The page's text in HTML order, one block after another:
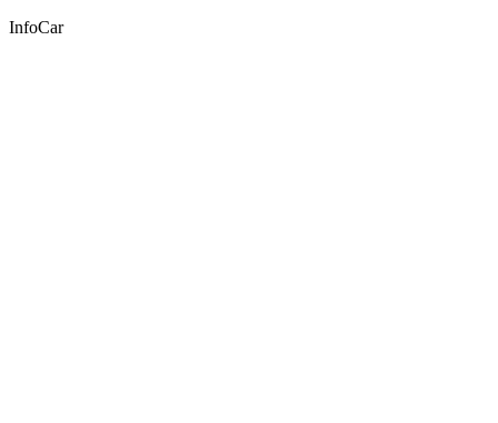
InfoCar